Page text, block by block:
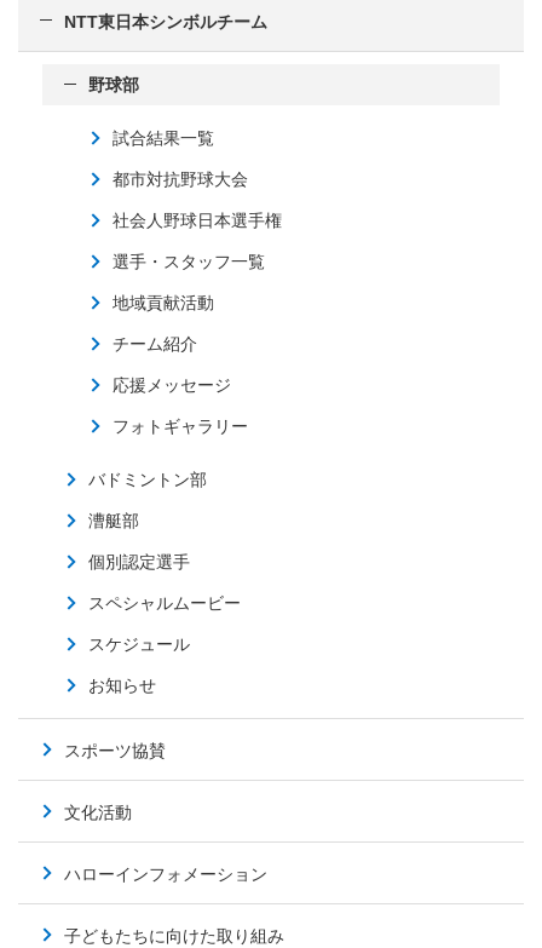
NTT東日本シンボルチーム
野球部
試合結果一覧
都市対抗野球大会
社会人野球日本選手権
選手・スタッフ一覧
地域貢献活動
チーム紹介
応援メッセージ
フォトギャラリー
バドミントン部
漕艇部
個別認定選手
スペシャルムービー
スケジュール
お知らせ
スポーツ協賛
文化活動
ハローインフォメーション
子どもたちに向けた取り組み